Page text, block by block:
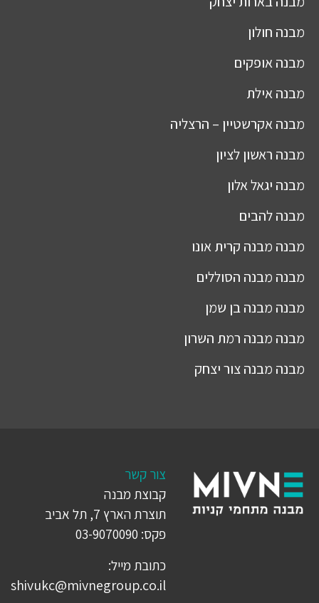
מבנה חולון
מבנהאופקים
מבנהאילת
מבנהאקרשטיין – הרצליה
מבנה ראשון לציון
מבנה יגאל אלון
מבנהלהבים
מבנה מבנה קרית אונו
מבנה מבנה הסוללים
מבנה מבנה בן שמן
מבנה מבנה רמת השרון
מבנה מבנה צור יצחק
צור קשר
קבוצת מבנה
תוצרת הארץ 7, תל אביב
פקס: 03-9070090
כתובת מייל:
shivukc@mivnegroup.co.il